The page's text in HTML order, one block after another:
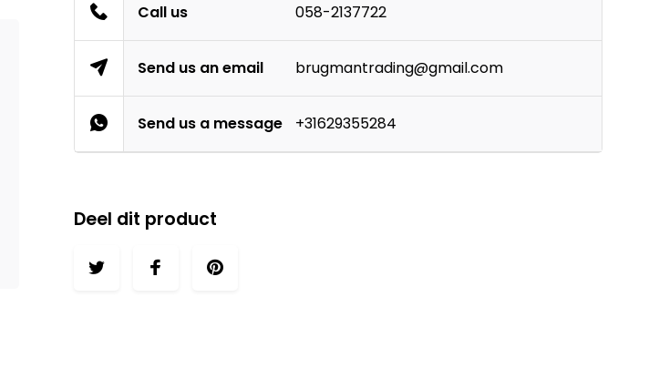
Call us 058-2137722
Send us an email brugmantrading@gmail.com
Send us a message +31629355284
Deel dit product